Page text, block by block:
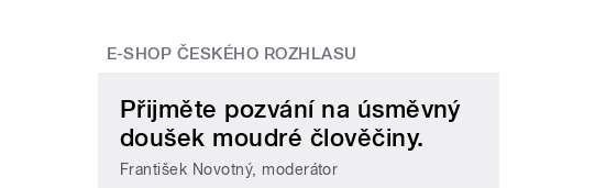
E-SHOP ČESKÉHO ROZHLASU
Přijměte pozvání na úsměvný
doušek moudré člověčiny.
František Novotný, moderátor